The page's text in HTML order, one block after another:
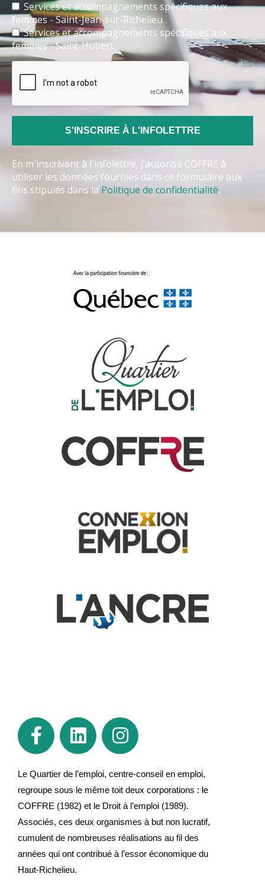
Services et accompagnements spécifiques aux
femmes - Saint-Jean-sur-Richelieu
Services et accompagnements spécifiques aux
femmes - Saint-Hubert
En m'inscrivant à l'infolettre, j’autorise COFFRE à
utiliser les données fournies dans ce formulaire aux
fins stipulés dans la Politique de confidentialité.
Le Quartier de l’emploi, centre-conseil en emploi,
regroupe sous le même toit deux corporations : le
COFFRE (1982) et le Droit à l’emploi (1989).
Associés, ces deux organismes à but non lucratif,
cumulent de nombreuses réalisations au fil des
années qui ont contribué à l’essor économique du
Haut-Richelieu.